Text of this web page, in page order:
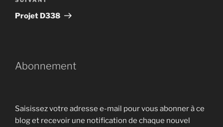
suivant
Projet D338
Abonnement
Saisissez votre adresse e-mail pour vous abonner à ce
blog et recevoir une notification de chaque nouvel